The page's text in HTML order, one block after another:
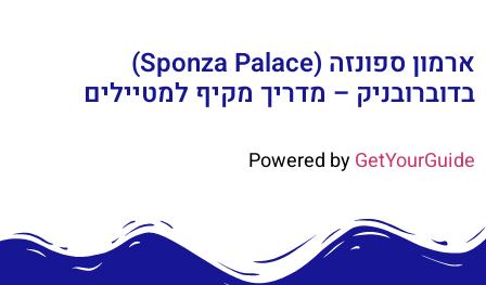
ארמון ספונזה (Sponza Palace)
בדוברובניק – מדריך מקיף למטיילים
Powered byGetYourGuide